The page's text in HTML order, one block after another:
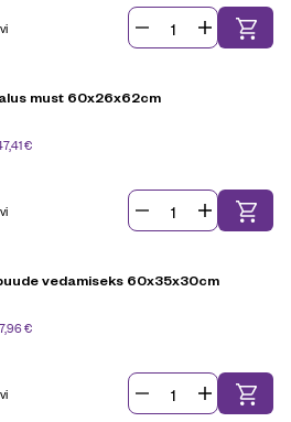
must 60x26x62cm
€
vedamiseks 60x35x30cm
€